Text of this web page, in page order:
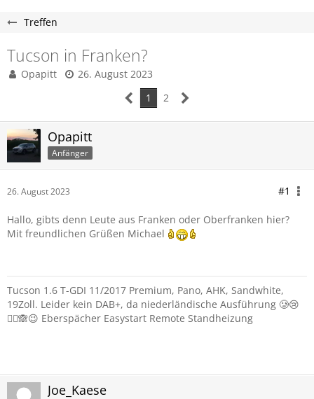
Treffen
Tucson in Franken?
Opapitt
26. August 2023
1
2
Opapitt
Anfänger
26. August 2023 #1
Hallo, gibts denn Leute aus Franken oder Oberfranken hier?
Mit freundlichen Grüßen Michael
Tucson 1.6 T-GDI 11/2017 Premium, Pano, AHK, Sandwhite,
19Zoll. Leider kein DAB+, da niederländische Ausführung 🥲😢
🤦‍♂️🙈😉 Eberspächer Easystart Remote Standheizung
Joe_Kaese